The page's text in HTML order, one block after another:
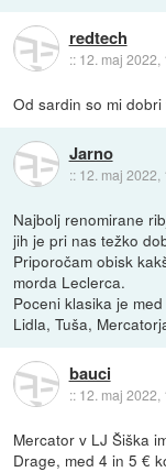
redtech
:: 12. maj 2022,
Od sardin so mi
Jarno
:: 12. maj 2022,
Najbolj renomirane
jih je pri nas težko
Priporočam obisk
morda Leclerca.
Poceni klasika je
Lidla, Tuša,
bauci
:: 12. maj 2022,
Mercator v LJ Šiška
Drage, med 4 in 5 €